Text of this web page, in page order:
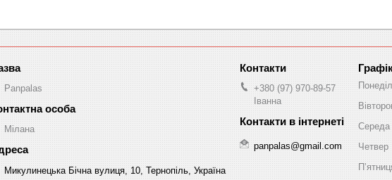
Panpalas
Мілана
Микулинецька Бічна вулиця, 10, Тернопіль, Україна
+380 (97) 970-89-57
Іванна
panpalas@gmail.com
Середа
Четвер